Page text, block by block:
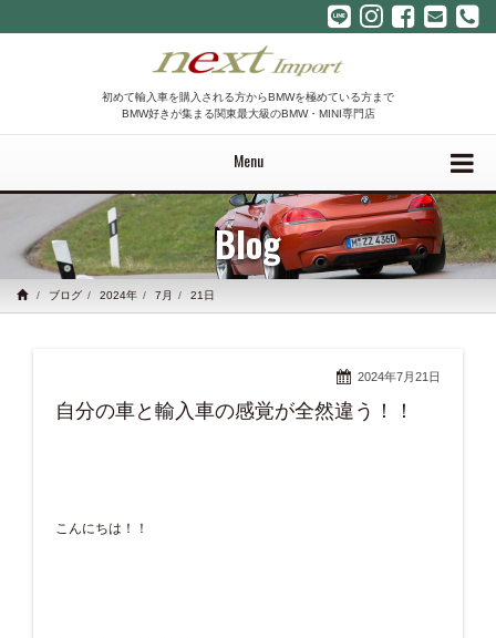
初めて輸入車を購入される方からBMWを極めている方まで
BMW好きが集まる関東最大級のBMW・MINI専門店
Menu
Blog
ブログ 2024年 7月 21日
2024年7月21日
自分の車と輸入車の感覚が全然違う！！
こんにちは！！